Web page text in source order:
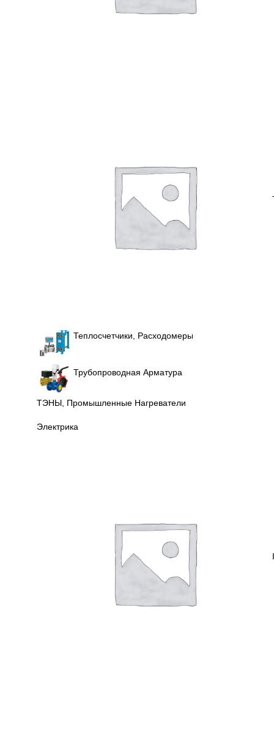
Теплосчетчики, Расходомеры
Трубопроводная Арматура
ТЭНЫ, Промышленные Нагреватели
Электрика